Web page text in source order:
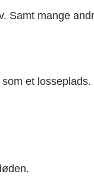
Samt mange
et losseplads.